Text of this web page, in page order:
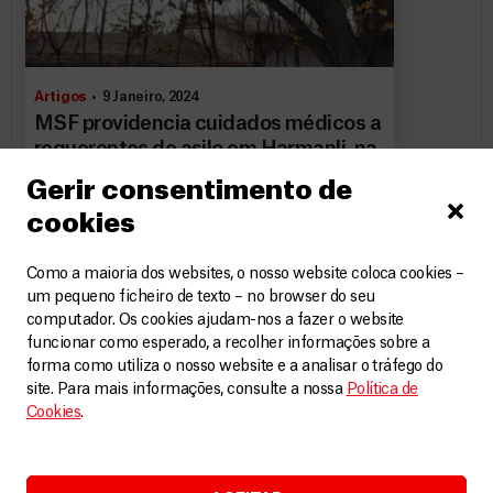
Gerir consentimento de
cookies
Como a maioria dos websites, o nosso website coloca cookies –
um pequeno ficheiro de texto – no browser do seu
computador. Os cookies ajudam-nos a fazer o website
funcionar como esperado, a recolher informações sobre a
forma como utiliza o nosso website e a analisar o tráfego do
site. Para mais informações, consulte a nossa Política de
Cookies.
Artigos 9 Janeiro, 2024
MSF providencia cuidados médicos a
requerentes de asilo em Harmanli, na
LEIA MAIS